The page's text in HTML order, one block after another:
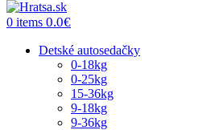
0 items 0.0€
Detské autosedačky
0-18kg
0-25kg
15-36kg
9-18kg
9-36kg